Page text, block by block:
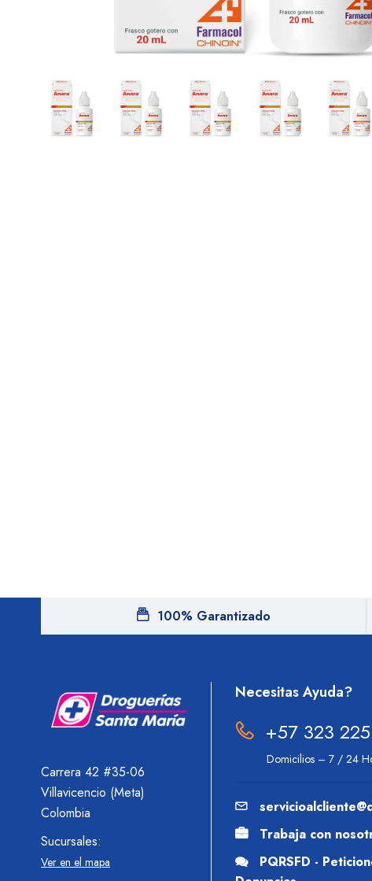
100% Garantizado
Carrera 42 #35-06
Villavicencio (Meta)
Colombia
Sucursales:
Ver en el mapa
Necesitas Ayuda?
+57 323
Domicilios – 7 / 24
Trabaja con
PQRSFD -